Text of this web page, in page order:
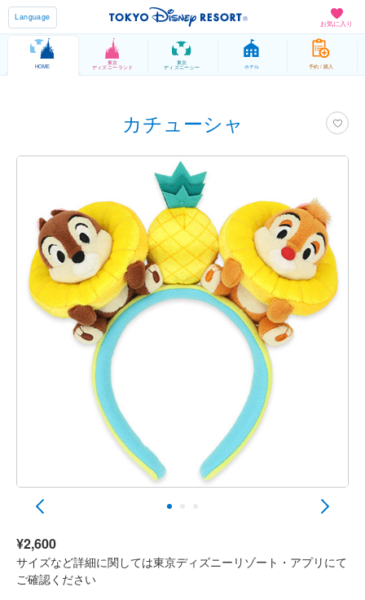
お気に入り
Language
HOME
東京
ディズニーランド
東京
ディズニーシー ホテル 予約 / 購入
カチューシャ
¥2,600
サイズなど詳細に関しては東京ディズニーリゾート・アプリにて
ご確認ください